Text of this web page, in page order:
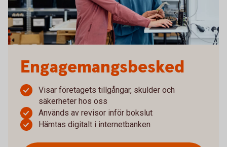
Engagemangsbesked
Visar företagets tillgångar, skulder och
säkerheter hos oss
Används av revisor inför bokslut
Hämtas digitalt i internetbanken